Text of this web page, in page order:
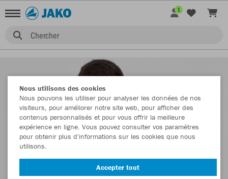
Chercher
1
Nous utilisons des cookies
Nous pouvons les utiliser pour analyser les données de nos
visiteurs, pour améliorer notre site web, pour afficher des
contenus personnalisés et pour vous offrir la meilleure
expérience en ligne. Vous pouvez consulter vos paramètres
pour obtenir plus d'informations sur les cookies que nous
utilisons.
Accepter tout